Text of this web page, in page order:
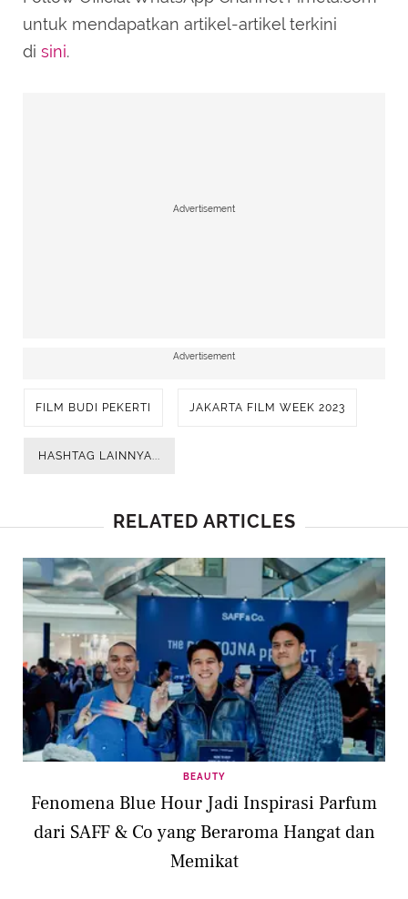
untuk mendapatkan artikel-artikel terkini
di sini.
Advertisement
Advertisement
FILM BUDI PEKERTI JAKARTA FILM WEEK 2023
HASHTAG LAINNYA...
RELATED ARTICLES
BEAUTY
Fenomena Blue Hour Jadi Inspirasi Parfum
dari SAFF & Co yang Beraroma Hangat dan
Memikat